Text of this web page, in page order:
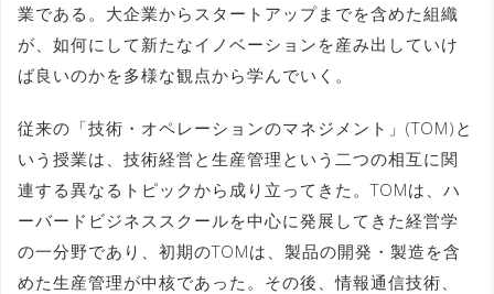
業である。大企業からスタートアップまでを含めた組織
が、如何にして新たなイノベーションを産み出していけ
ば良いのかを多様な観点から学んでいく。
従来の「技術・オペレーションのマネジメント」(TOM)と
いう授業は、技術経営と生産管理という二つの相互に関
連する異なるトピックから成り立ってきた。TOMは、ハ
ーバードビジネススクールを中心に発展してきた経営学
の一分野であり、初期のTOMは、製品の開発・製造を含
めた生産管理が中核であった。その後、情報通信技術、